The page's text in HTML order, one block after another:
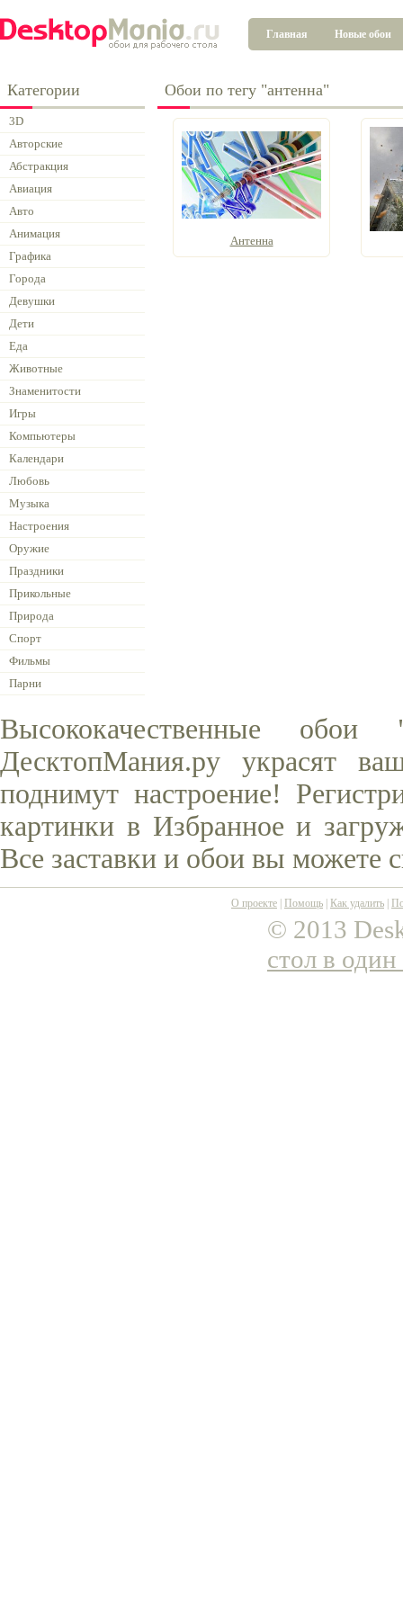
Главная Новые обои
Категории
3D
Авторские
Абстракция
Авиация
Авто
Анимация
Графика
Города
Девушки
Дети
Еда
Животные
Знаменитости
Игры
Компьютеры
Календари
Любовь
Музыка
Настроения
Оружие
Праздники
Прикольные
Природа
Спорт
Фильмы
Парни
Обои по тегу "антенна"
Антенна
Высококачественные
ДесктопМания.ру украсят
поднимут настроение!
картинки в Избранное и
Все заставки и обои вы можете
О проекте Помощь Как удалить
© 2013
стол в